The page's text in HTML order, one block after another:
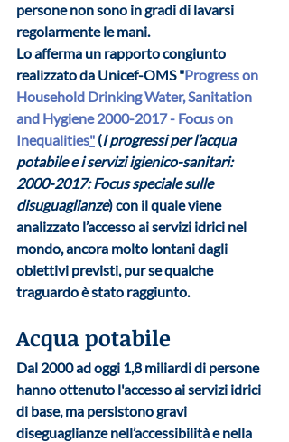
persone non sono in gradi di lavarsi
regolarmente le mani.
Lo afferma un rapporto congiunto
realizzato da Unicef-OMS "Progress on
Household Drinking Water, Sanitation
and Hygiene 2000-2017 - Focus on
Inequalities" (I progressi per l’acqua
potabile e i servizi igienico-sanitari:
2000-2017: Focus speciale sulle
disuguaglianze) con il quale viene
analizzato l’accesso ai servizi idrici nel
mondo, ancora molto lontani dagli
obiettivi previsti, pur se qualche
traguardo è stato raggiunto.
Acqua potabile
Dal 2000 ad oggi 1,8 miliardi di persone
hanno ottenuto l'accesso ai servizi idrici
di base, ma persistono gravi
diseguaglianze nell’accessibilità e nella